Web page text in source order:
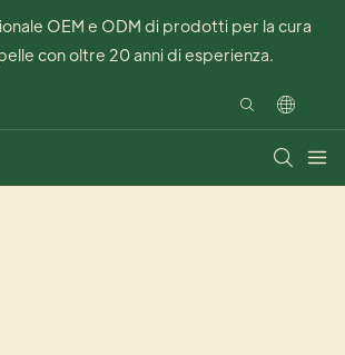
OEM e ODM di prodotti per la cura
con oltre 20 anni di esperienza.